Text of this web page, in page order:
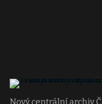
Nový centrální archiv